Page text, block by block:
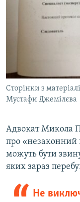
Сторінки з
Мустафи Джемілєва
Адвокат Микола
про «незаконний
можуть бути
яких зараз
Не